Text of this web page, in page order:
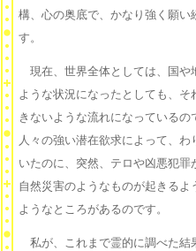
構、心の奥底で、かなり強く願
す。
現在、世界全体としては、国や
ような状況になったとしても、
きないような流れになっている
人々の強い潜在欲求によって、
いたのに、突然、テロや凶悪犯
自然災害のようなものが起きる
ようなところがあるのです。
私が、これまで霊的に調べた結